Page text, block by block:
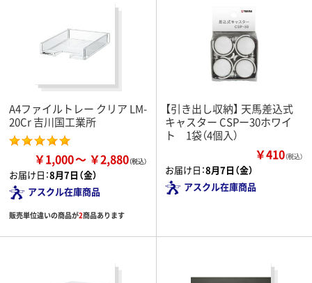
A4ファイルトレー クリア LM-
20Cr 吉川国工業所
￥1,000 ￥2,880
お届け日：8月7日（金）
アスクル在庫商品
販売単位違いの商品が2商品あります
【引き出し収納】 天馬差込式
キャスター CSPー30ホワイ
ト 1袋（4個入）
￥410（税込）
お届け日：8月7日（金）
アスクル在庫商品